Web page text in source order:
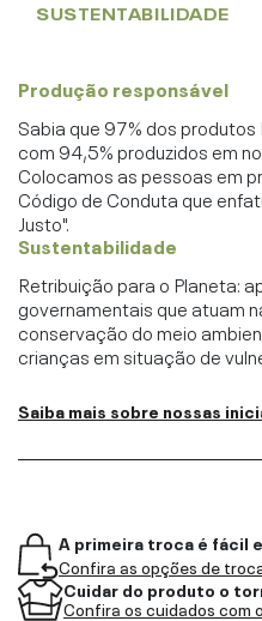
SUSTENTABILIDADE
Produção responsável
Sabia que 97% dos
com 94,5% produzidos em
Colocamos as pessoas em
Código de Conduta que
Justo".
Sustentabilidade
Retribuição para o Planeta:
governamentais que atuam
conservação do meio
crianças em situação de
Saiba mais sobre nossas
A primeira troca é fácil
Confira as opções de
Cuidar do produto o
Confira os cuidados com